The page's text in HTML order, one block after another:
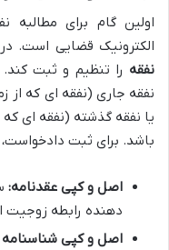
اولین گام برای مطالبه
الکترونیک قضایی است. در
نفقه را تنظیم و ثبت
نفقه جاری (نفقه ای که از
یا نفقه گذشته (نفقه ای
باشد. برای ثبت دادخواست،
اصل و کپی عقدنامه:
دهنده رابطه
اصل و کپی